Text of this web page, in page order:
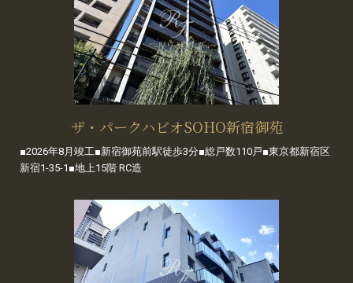
ザ・パークハビオSOHO新宿御苑
■2026年8月竣工■新宿御苑前駅徒歩3分■総戸数110戸■東京都新宿区
新宿1-35-1■地上15階 RC造